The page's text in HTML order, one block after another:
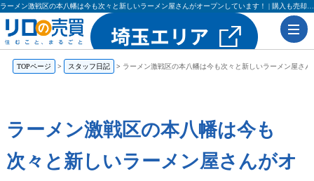
TOPページ スタッフ日記 ラーメン激戦区の本八幡は今も次々と新しいラーメン屋さ
ラーメン激戦区の本八幡は今も
次々と新しいラーメン屋さんがオ